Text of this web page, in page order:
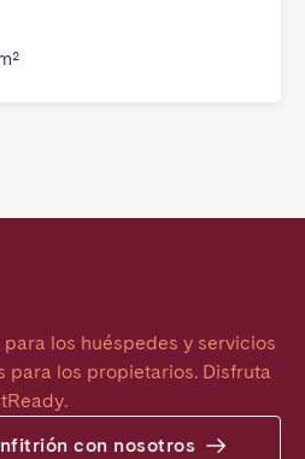
los huéspedes y servicios
para los propietarios. Disfruta
con nosotros